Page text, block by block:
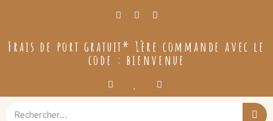
Frais de port gratuit* 1ère commande avec le
code : bienvenue